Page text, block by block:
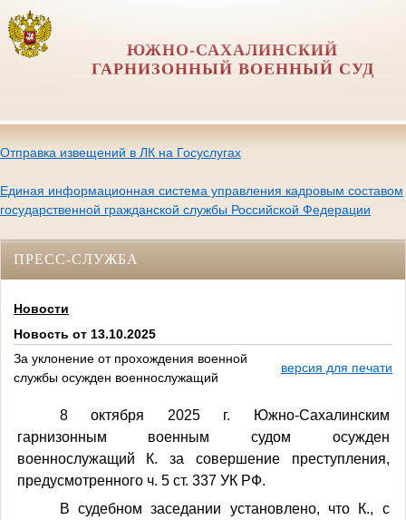
ЮЖНО-САХАЛИНСКИЙ
ГАРНИЗОННЫЙ ВОЕННЫЙ СУД
Отправка извещений в ЛК на Госуслугах
Единая информационная система управления кадровым составом
государственной гражданской службы Российской Федерации
ПРЕСС-СЛУЖБА
Новости
Новость от 13.10.2025
За уклонение от прохождения военной
службы осужден военнослужащий
версия для печати
8 октября 2025 г. Южно-Сахалинским
гарнизонным военным судом осужден
военнослужащий К. за совершение преступления,
предусмотренного ч. 5 ст. 337 УК РФ.
В судебном заседании установлено, что
К., с